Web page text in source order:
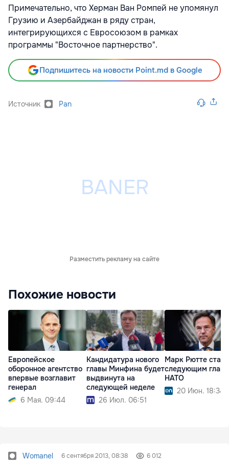
Примечательно, что Херман Ван Ромпей не упомянул
Грузию и Азербайджан в ряду стран,
интегрирующихся с Евросоюзом в рамках
программы "Восточное партнерство".
Подпишитесь на новости Point.md в Google
Источник Pan
Разместить рекламу на сайте
Похожие новости
Европейское
оборонное агентство
впервые возглавит
генерал
6 Мая. 09:44
Кандидатура нового
главы Минфина будет
выдвинута ​​на
следующей неделе
26 Июл. 06:51
Марк Рютте
следующим
НАТО
20 Июн. 18:34
Womanel 6 сентября 2013, 08:38 6 012